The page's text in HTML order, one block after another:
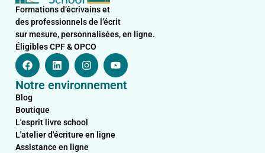
Formations d’écrivains et
des professionnels de l’écrit
sur mesure, personnalisées, en ligne.
Éligibles CPF & OPCO
F
a
c
e
b
o
o
k
L
i
n
k
i
n
I
n
s
t
r
a
m
Y
o
u
t
Notre environnement
Blog
Boutique
L'esprit livre school
L'atelier d'écriture en ligne
Assistance en ligne